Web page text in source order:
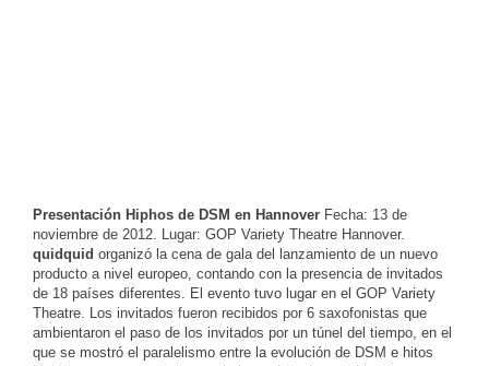
Presentación Hiphos de DSM en Hannover Fecha: 13 de
noviembre de 2012. Lugar: GOP Variety Theatre Hannover.
quidquid organizó la cena de gala del lanzamiento de un nuevo
producto a nivel europeo, contando con la presencia de invitados
de 18 países diferentes. El evento tuvo lugar en el GOP Variety
Theatre. Los invitados fueron recibidos por 6 saxofonistas que
ambientaron el paso de los invitados por un túnel del tiempo, en el
que se mostró el paralelismo entre la evolución de DSM e hitos